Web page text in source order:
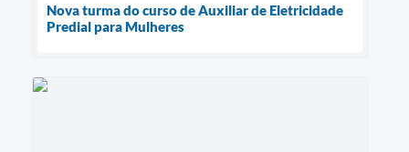
Nova turma do curso de Auxiliar de Eletricidade
Predial para Mulheres